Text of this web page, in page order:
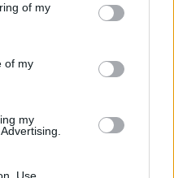
You may click to
its third-party tags to
purposes in below Google
of my
of my
my
mégis
űrből.
adatok alapján
az üzemeltetőknek.